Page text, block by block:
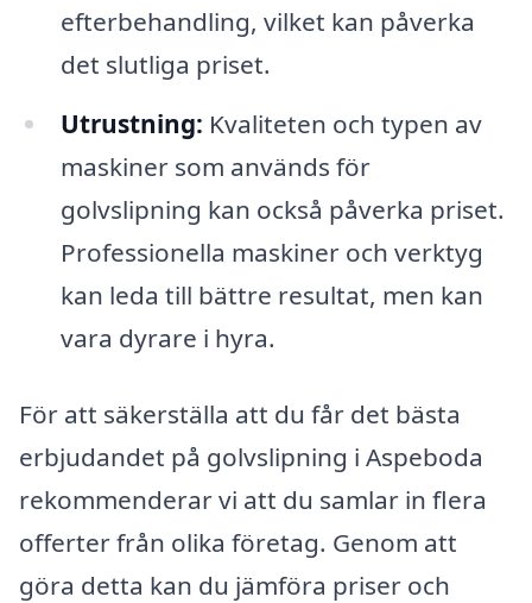
efterbehandling, vilket kan påverka
det slutliga priset.
Utrustning: Kvaliteten och typen av
maskiner som används för
golvslipning kan också påverka priset.
Professionella maskiner och verktyg
kan leda till bättre resultat, men kan
vara dyrare i hyra.
För att säkerställa att du får det bästa
erbjudandet på golvslipning i Aspeboda
rekommenderar vi att du samlar in flera
offerter från olika företag. Genom att
göra detta kan du jämföra priser och